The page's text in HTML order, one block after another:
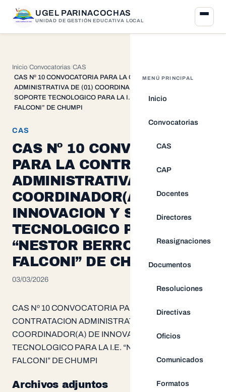
UGEL PARINACOCHAS
UNIDAD DE GESTIÓN EDUCATIVA LOCAL
MENÚ PRINCIPAL
Inicio
Convocatorias
CAS
CAP
Docentes
Directores
Reasignaciones
Documentos
Resoluciones
Directivas
Oficios
Comunicados
Formatos
Inicio Convocatorias CAS
CAS Nº 10 CONVOCATORIA PARA LA CONTRATACION
ADMINISTRATIVA DE (01) COORDINADOR(A) DE INNOVACION Y
SOPORTE TECNOLOGICO PARA LA I.E. “NESTOR BERROCAL
FALCONI” DE CHUMPI
CAS
CAS Nº 10 CONVOCATORIA
PARA LA CONTRATACION
ADMINISTRATIVA DE (01)
COORDINADOR(A) DE
INNOVACION Y SOPORTE
TECNOLOGICO PARA LA I.E.
“NESTOR BERROCAL
FALCONI” DE CHUMPI
03/03/2026
CAS Nº 10 CONVOCATORIA PARA LA
CONTRATACION ADMINISTRATIVA DE (01)
COORDINADOR(A) DE INNOVACION Y SOPORTE
TECNOLOGICO PARA LA I.E. “NESTOR BERROCAL
FALCONI” DE CHUMPI
Archivos adjuntos